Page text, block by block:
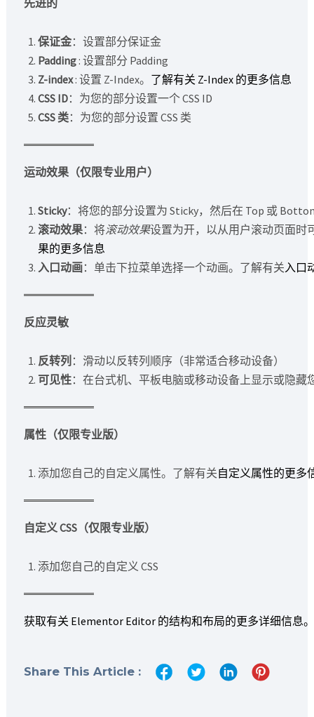
保证金：设置部分保证金
Padding: 设置部分 Padding
Z-index: 设置 Z-Index。 了解有关 Z-Index 的更多信息
CSS ID：为您的部分设置一个 CSS ID
CSS 类：为您的部分设置 CSS 类
运动效果（仅限专业用户）
Sticky：将您的部分设置为 Sticky，然后在 Top 或
滚动效果：将滚动效果设置为开，以从用户滚动页面时
果的更多信息
入口动画：单击下拉菜单选择一个动画。了解有关 入口
反应灵敏
反转列 ：滑动以反转列顺序（非常适合移动设备）
可见性：在台式机、平板电脑或移动设备上显示或隐藏
属性（仅限专业版）
添加您自己的自定义属性。了解有关自定义属性的更多
自定义 CSS（仅限专业版）
添加您自己的自定义 CSS
获取有关 Elementor Editor 的结构和布局的更多详细信息。
Share This Article :